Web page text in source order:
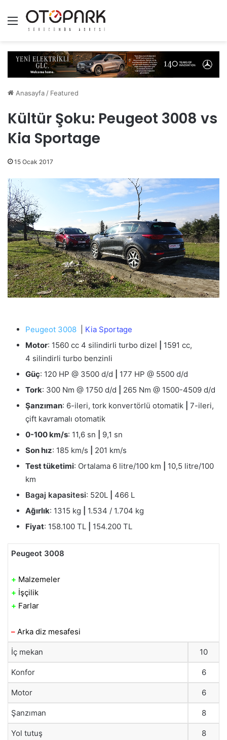
Menü
Anasayfa / Featured
Kültür Şoku: Peugeot 3008 vs
Kia Sportage
15 Ocak 2017
Peugeot 3008
Kia Sportage
Motor: 1560 cc 4 silindirli turbo dizel
1591 cc,
4 silindirli turbo benzinli
Güç: 120 HP @ 3500 d/d
177 HP @ 5500 d/d
Tork: 300 Nm @ 1750 d/d
265 Nm @ 1500-4509 d/d
Şanzıman: 6-ileri, tork konvertörlü otomatik
7-ileri,
çift kavramalı otomatik
0-100 km/s: 11,6 sn
9,1 sn
Son hız: 185 km/s
201 km/s
Test tüketimi: Ortalama 6 litre/100 km
10,5 litre/100
km
Bagaj kapasitesi: 520L
466 L
Ağırlık: 1315 kg
1.534 / 1.704 kg
Fiyat: 158.100 TL 154.200 TL
Peugeot 3008
+ Malzemeler
+ İşçilik
+ Farlar
– Arka diz mesafesi
İç mekan 10
Konfor 6
Motor 6
Şanzıman 8
Yol tutuş 8